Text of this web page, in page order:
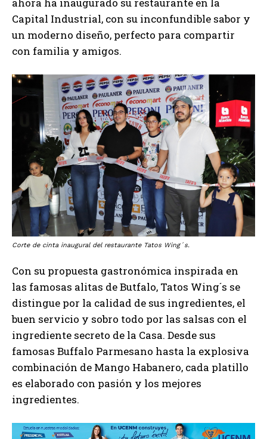
Capital Industrial, con su inconfundible sabor y
un moderno diseño, perfecto para compartir
con familia y amigos.
Corte de cinta inaugural del restaurante Tatos Wing´s.
Con su propuesta gastronómica inspirada en
las famosas alitas de Butfalo, Tatos Wing´s se
distingue por la calidad de sus ingredientes, el
buen servicio y sobro todo por las salsas con el
ingrediente secreto de la Casa. Desde sus
famosas Buffalo Parmesano hasta la explosiva
combinación de Mango Habanero, cada platillo
es elaborado con pasión y los mejores
ingredientes.